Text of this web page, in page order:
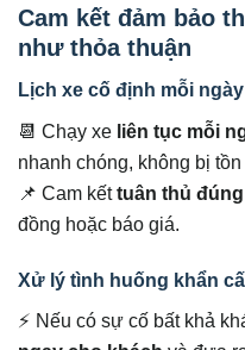
Cam kết đảm bảo
như thỏa thuận
Lịch xe cố định mỗi ngày
📆 Chạy xe liên tục mỗi
nhanh chóng, không bị tồn
📌 Cam kếttuân thủ
đồng hoặc báo giá.
Xử lý tình huống khẩn
⚡ Nếu có sự cố bất khả